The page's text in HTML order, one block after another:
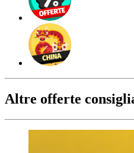
Altre offerte